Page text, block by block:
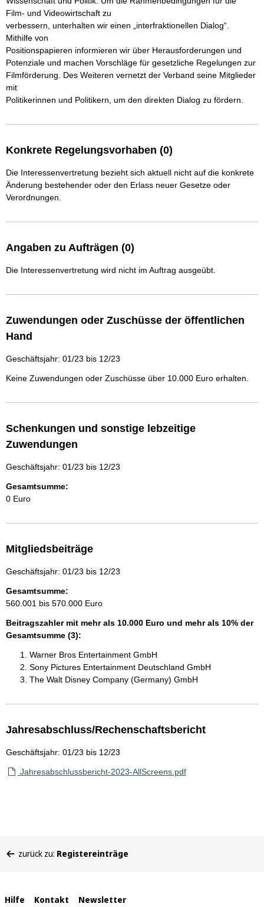
Film- und Videowirtschaft zu
verbessern, unterhalten wir einen „interfraktionellen Dialog“.
Mithilfe von
Positionspapieren informieren wir über Herausforderungen und
Potenziale und machen Vorschläge für gesetzliche Regelungen zur
Filmförderung. Des Weiteren vernetzt der Verband seine Mitglieder
mit
Politikerinnen und Politikern, um den direkten Dialog zu fördern.
Konkrete Regelungsvorhaben (0)
Die Interessenvertretung bezieht sich aktuell nicht auf die konkrete
Änderung bestehender oder den Erlass neuer Gesetze oder
Verordnungen.
Angaben zu Aufträgen (0)
Die Interessenvertretung wird nicht im Auftrag ausgeübt.
Zuwendungen oder Zuschüsse der öffentlichen
Hand
Geschäftsjahr: 01/23 bis 12/23
Keine Zuwendungen oder Zuschüsse über 10.000 Euro erhalten.
Schenkungen und sonstige lebzeitige
Zuwendungen
Geschäftsjahr: 01/23 bis 12/23
Gesamtsumme:
0 Euro
Mitgliedsbeiträge
Geschäftsjahr: 01/23 bis 12/23
Gesamtsumme:
560.001 bis 570.000 Euro
Beitragszahler mit mehr als 10.000 Euro und mehr als 10% der
Gesamtsumme (3):
Warner Bros Entertainment GmbH
Sony Pictures Entertainment Deutschland GmbH
The Walt Disney Company (Germany) GmbH
Jahresabschluss/Rechenschaftsbericht
Geschäftsjahr: 01/23 bis 12/23
Jahresabschlussbericht-2023-AllScreens.pdf
befinden
zurück zu: Registereinträge
Interne
Hilfe Kontakt Newsletter